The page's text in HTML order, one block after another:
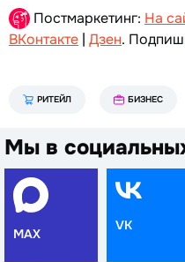
Постмаркетинг: На
ВКонтакте | Дзен.
РИТЕЙЛ БИЗНЕС
Мы в
MAX
VK